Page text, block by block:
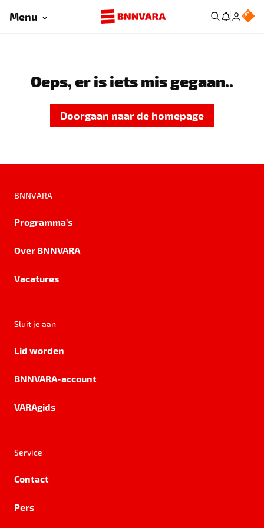
Menu
Oeps, er is iets mis gegaan..
Doorgaan naar de homepage
BNNVARA
Programma's
Over BNNVARA
Vacatures
Sluit je aan
Lid worden
BNNVARA-account
VARAgids
Service
Contact
Pers